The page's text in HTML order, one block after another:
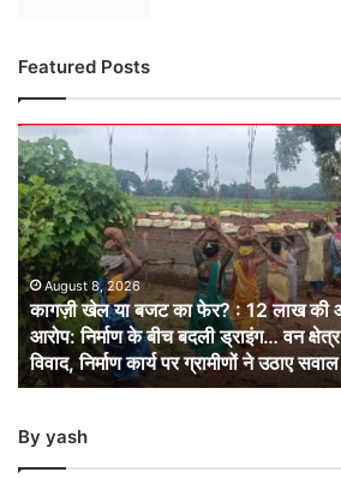
Featured Posts
कागज़ी
खेल
या
बजट
का
फेर?
:
12
लाख
की
आंगनबाड़ी
गड़बड़ी
August 8, 2026
कागज़ी खेल या बजट का फेर? : 12 लाख की
आरोप: निर्माण के बीच बदली ड्राइंग… वन
विवाद, निर्माण कार्य पर ग्रामीणों ने उठाए सवाल
By yash